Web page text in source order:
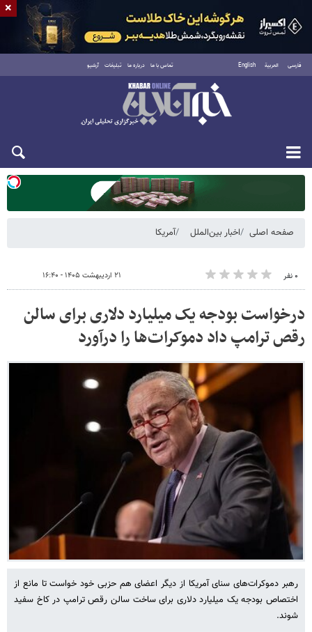
فارسی العربية English تماس با ما درباره ما تبلیغات آرشیو
یکشنبه ۱۸ مرداد ۱۴۰۵
صفحه اصلی اخبار بین‌الملل آمریکا
۰ نفر ۲۱ اردیبهشت ۱۴۰۵ - ۱۶:۴۰
درخواست بودجه یک میلیارد دلاری برای سالن
رقص ترامپ داد دموکرات‌ها را درآورد
رهبر دموکرات‌های سنای آمریکا از دیگر اعضای هم حزبی خود خواست تا مانع از
اختصاص بودجه یک میلیارد دلاری برای ساخت سالن رقص ترامپ در کاخ سفید
شوند.
×